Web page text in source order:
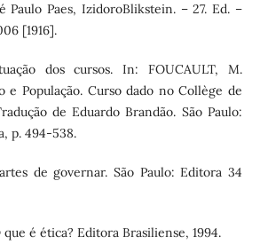
Paulo Paes, IzidoroBlikstein. – 27. Ed. –
[1916].
dos cursos. In: FOUCAULT, M.
e População. Curso dado no Collège de
de Eduardo Brandão. São Paulo:
p. 494-538.
de governar. São Paulo: Editora 34
que é ética? Editora Brasiliense, 1994.